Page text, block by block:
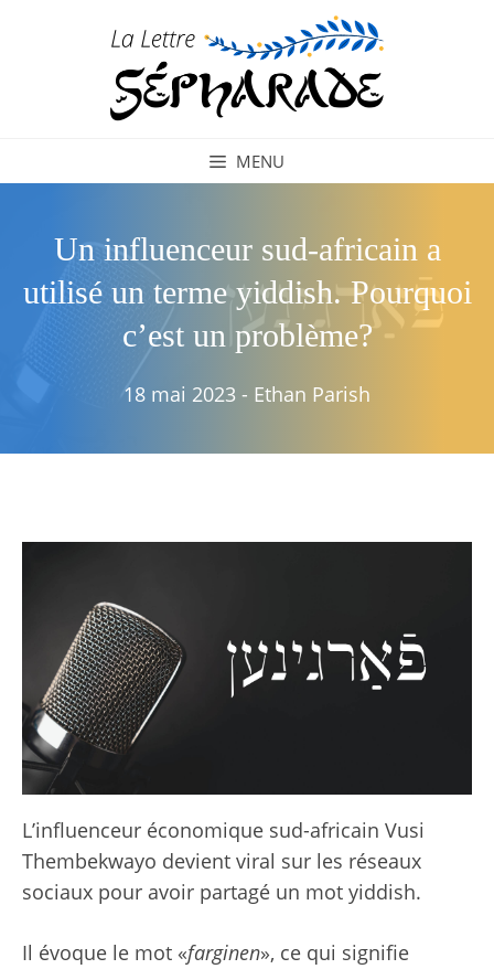
MENU
Un influenceur sud-africain a
utilisé un terme yiddish. Pourquoi
c’est un problème?
18 mai 2023 - Ethan Parish
L’influenceur économique sud-africain Vusi
Thembekwayo devient viral sur les réseaux
sociaux pour avoir partagé un mot yiddish.
Il évoque le mot «farginen», ce qui signifie